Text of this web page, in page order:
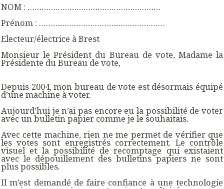
NOM : …………………………………………………
Prénom : ………………………………………………
Electeur/électrice à Brest
Monsieur le Président du Bureau de vote, Madame la
Présidente du Bureau de vote,
Depuis 2004, mon bureau de vote est désormais équipé
d’une machine à voter.
Aujourd’hui je n’ai pas encore eu la possibilité de voter
avec un bulletin papier comme je le souhaitais.
Avec cette machine, rien ne me permet de vérifier que
les votes sont enregistrés correctement. Le contrôle
visuel et la possibilité de recomptage qui existaient
avec le dépouillement des bulletins papiers ne sont
plus possibles.
Il m’est demandé de faire confiance à une technologie